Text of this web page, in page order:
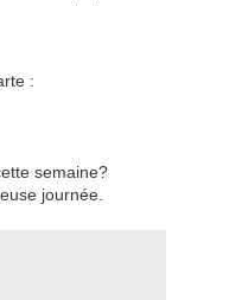
:
semaine?
journée.